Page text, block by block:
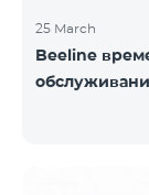
25 March
Beeline